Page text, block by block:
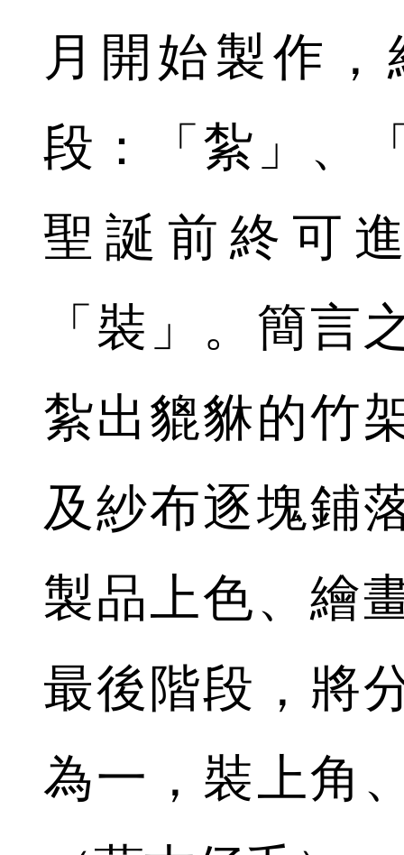
月開始製作
段：「紮」、
聖誕前終可
「裝」。簡言
紮出貔貅的竹
及紗布逐塊鋪
製品上色、繪
最後階段，將
為一，裝上角